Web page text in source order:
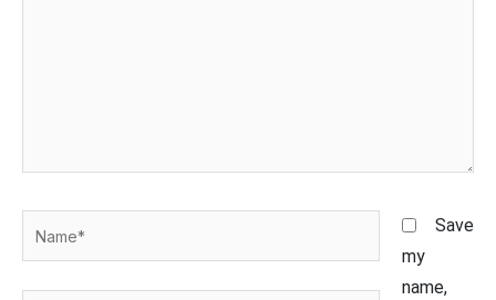
Save
my
name,